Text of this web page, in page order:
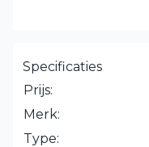
Specificaties
Prijs:
Merk:
Type: